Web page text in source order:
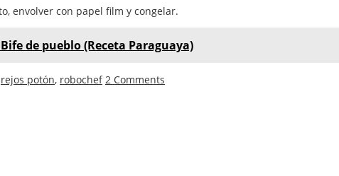
envolver con papel film y congelar.
de pueblo (Receta Paraguaya)
rejos potón, robochef 2 Comments